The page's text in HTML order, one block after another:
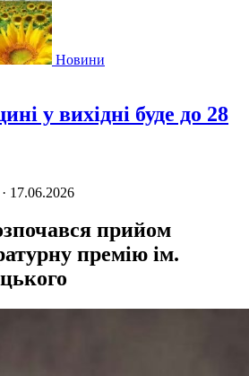
Новини
у вихідні буде до 28
17.06.2026
прийом
премію ім.